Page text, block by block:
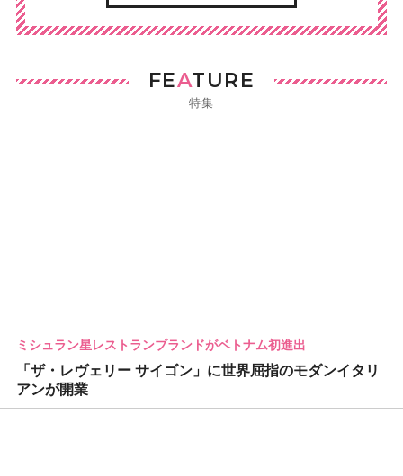
FEATURE
特集
ミシュラン星レストランブランドがベトナム初進出
「ザ・レヴェリー サイゴン」に世界屈指のモダンイタリ
アンが開業